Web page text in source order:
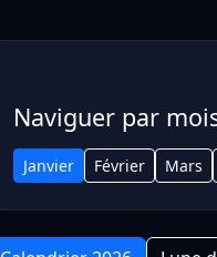
Naviguer par
Janvier Février Mars